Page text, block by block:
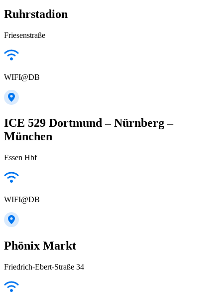
Ruhrstadion
Friesenstraße
WIFI@DB
ICE 529 Dortmund – Nürnberg –
München
Essen Hbf
WIFI@DB
Phönix Markt
Friedrich-Ebert-Straße 34